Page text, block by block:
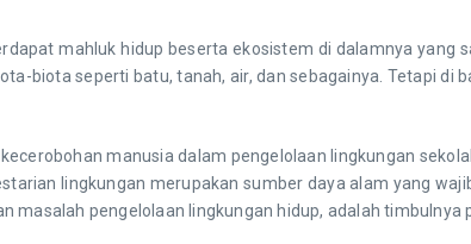
mahluk hidup beserta ekosistem di dalamnya yang
biota seperti batu, tanah, air, dan sebagainya. Tetapi
manusia dalam pengelolaan lingkungan
lingkungan merupakan sumber daya alam yang
masalah pengelolaan lingkungan hidup, adalah timbulnya